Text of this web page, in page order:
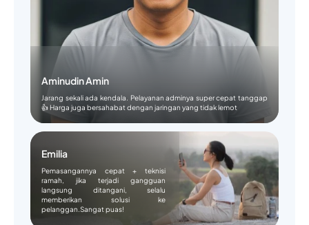
Aminudin Amin
Jarang sekali ada kendala. Pelayanan adminya super cepat tanggap
👍 Harga juga bersahabat dengan jaringan yang tidak lemot
Emilia
Pemasangannya cepat + teknisi
ramah, jika terjadi gangguan
langsung ditangani, selalu
memberikan solusi ke
pelanggan.Sangat puas!